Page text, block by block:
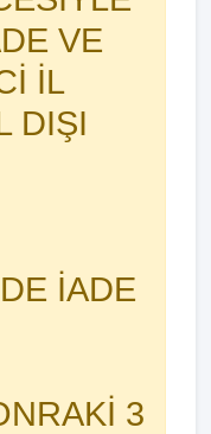
VE
İL
DIŞI
İADE
3